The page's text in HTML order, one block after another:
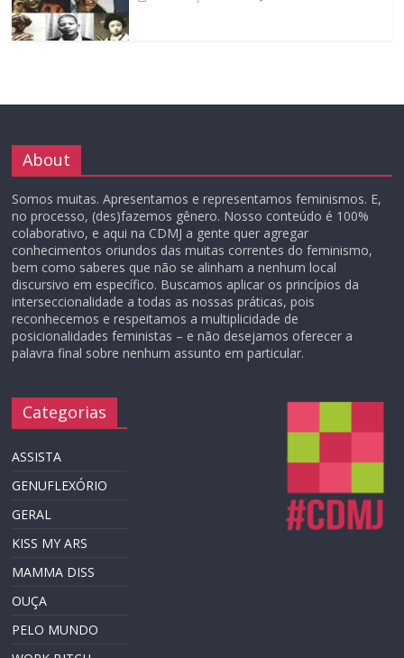
About
Somos muitas. Apresentamos e representamos feminismos. E,
no processo, (des)fazemos gênero. Nosso conteúdo é 100%
colaborativo, e aqui na CDMJ a gente quer agregar
conhecimentos oriundos das muitas correntes do feminismo,
bem como saberes que não se alinham a nenhum local
discursivo em específico. Buscamos aplicar os princípios da
interseccionalidade a todas as nossas práticas, pois
reconhecemos e respeitamos a multiplicidade de
posicionalidades feministas – e não desejamos oferecer a
palavra final sobre nenhum assunto em particular.
Categorias
ASSISTA
GENUFLEXÓRIO
GERAL
KISS MY ARS
MAMMA DISS
OUÇA
PELO MUNDO